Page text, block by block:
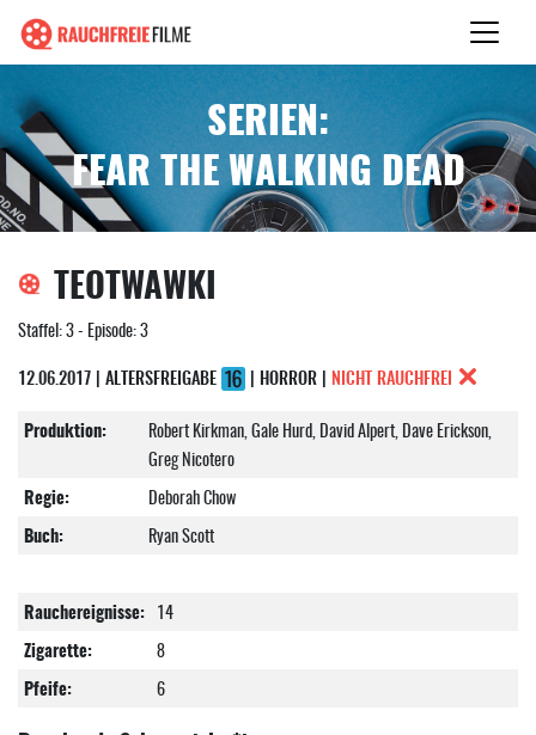
SERIEN:
FEAR THE WALKING DEAD
TEOTWAWKI
Staffel: 3 - Episode: 3
12.06.2017 | ALTERSFREIGABE
| HORROR | NICHT RAUCHFREI
Produktion:
Robert Kirkman, Gale Hurd, David Alpert, Dave Erickson,
Greg Nicotero
Regie:
Deborah Chow
Buch:
Ryan Scott
Rauchereignisse: 14
Zigarette:
8
Pfeife:
6